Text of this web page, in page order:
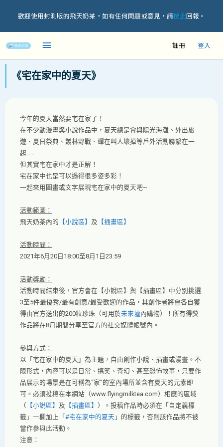
歡迎使用封測版的飛天奶茶，如有任何問題或意見，請按此回報。
註冊 登入
《宅在家中的夏天》
今年的夏天當然要宅在家了！
在不少動漫畫與小說作品中，夏天總是會與陽光海灘、外出旅
遊、夏日祭典、叢林野戰、蟬在叫人壞掉等戶外活動聯繫在一
起……
但其實宅在家中才是正解！
宅在家中也是可以過得很多姿多彩！
一起來用圖畫或文字展現宅在家中的夏天吧~
活動範圍：
飛天奶茶內的 【小說區】 及 【插畫區】
活動時間：
2021年6月20日18:00至8月1日23:59
活動獎勵：
活動時間結束後，官方會在【小說區】與【插畫區】中分別挑選
3至5件最優秀/最有創意/最受歡迎的作品，其創作者將會各自獲
得由官方送出的200粒珍珠（可用於未來墟內購物）！所有得獎
作品將在8月期間分享至官方的社交媒體帳號內。
參與方式：
以「宅在家中的夏天」為主題，自由創作小說、插畫或漫畫。不
限形式，內容可以是日常、搞笑、奇幻、甚至恐怖故事，只要作
品展示的場景是在可稱為“家”的室內場所並含有夏天的元素即
可。必須投稿在本網站（www.flyingmilktea.com）相應的區域
（ 【小說區】 及 【插畫區】 ）。投稿作品時必須在「自定義標
籤」一欄加上「 #宅在家中的夏天 」的標籤，否則該作品將不被
當作參與此活動。
注意：